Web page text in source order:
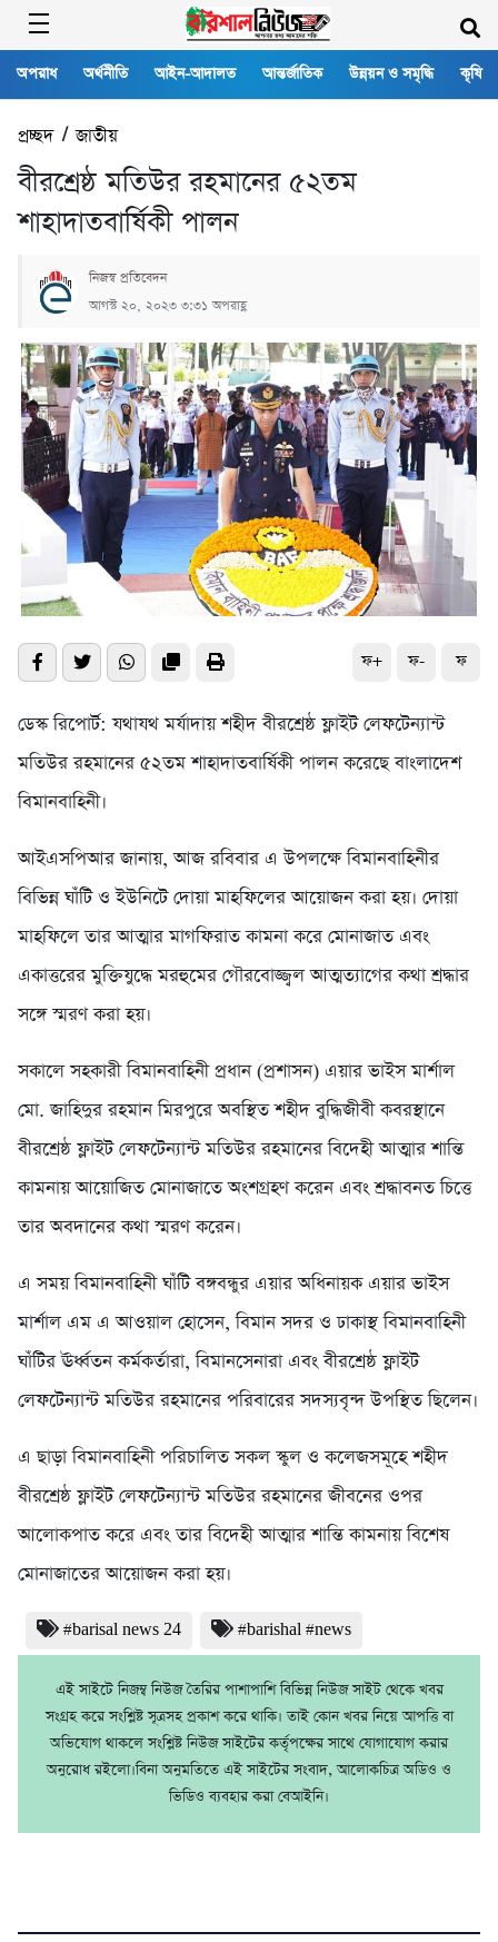
অপরাধ অর্থনীতি আইন-আদালত আন্তর্জাতিক উন্নয়ন ও সমৃদ্ধি কৃষি
প্রচ্ছদ/জাতীয়
বীরশ্রেষ্ঠ মতিউর রহমানের ৫২তম
শাহাদাতবার্ষিকী পালন
নিজস্ব প্রতিবেদন
আগস্ট ২০, ২০২৩ ৩:৩১ অপরাহ্ণ
ফ+ ফ- ফ
ডেস্ক রিপোর্ট: যথাযথ মর্যাদায় শহীদ বীরশ্রেষ্ঠ ফ্লাইট লেফটেন্যান্ট
মতিউর রহমানের ৫২তম শাহাদাতবার্ষিকী পালন করেছে বাংলাদেশ
বিমানবাহিনী।
আইএসপিআর জানায়, আজ রবিবার এ উপলক্ষে বিমানবাহিনীর
বিভিন্ন ঘাঁটি ও ইউনিটে দোয়া মাহফিলের আয়োজন করা হয়। দোয়া
মাহফিলে তার আত্মার মাগফিরাত কামনা করে মোনাজাত এবং
একাত্তরের মুক্তিযুদ্ধে মরহুমের গৌরবোজ্জ্বল আত্মত্যাগের কথা শ্রদ্ধার
সঙ্গে স্মরণ করা হয়।
সকালে সহকারী বিমানবাহিনী প্রধান (প্রশাসন) এয়ার ভাইস মার্শাল
মো. জাহিদুর রহমান মিরপুরে অবস্থিত শহীদ বুদ্ধিজীবী কবরস্থানে
বীরশ্রেষ্ঠ ফ্লাইট লেফটেন্যান্ট মতিউর রহমানের বিদেহী আত্মার শান্তি
কামনায় আয়োজিত মোনাজাতে অংশগ্রহণ করেন এবং শ্রদ্ধাবনত চিত্তে
তার অবদানের কথা স্মরণ করেন।
এ সময় বিমানবাহিনী ঘাঁটি বঙ্গবন্ধুর এয়ার অধিনায়ক এয়ার ভাইস
মার্শাল এম এ আওয়াল হোসেন, বিমান সদর ও ঢাকাস্থ বিমানবাহিনী
ঘাঁটির ঊর্ধ্বতন কর্মকর্তারা, বিমানসেনারা এবং বীরশ্রেষ্ঠ ফ্লাইট
লেফটেন্যান্ট মতিউর রহমানের পরিবারের সদস্যবৃন্দ উপস্থিত ছিলেন।
এ ছাড়া বিমানবাহিনী পরিচালিত সকল স্কুল ও কলেজসমূহে শহীদ
বীরশ্রেষ্ঠ ফ্লাইট লেফটেন্যান্ট মতিউর রহমানের জীবনের ওপর
আলোকপাত করে এবং তার বিদেহী আত্মার শান্তি কামনায় বিশেষ
মোনাজাতের আয়োজন করা হয়।
#barisal news 24 #barishal #news
এই সাইটে নিজম্ব নিউজ তৈরির পাশাপাশি বিভিন্ন নিউজ সাইট থেকে খবর
সংগ্রহ করে সংশ্লিষ্ট সূত্রসহ প্রকাশ করে থাকি। তাই কোন খবর নিয়ে আপত্তি বা
অভিযোগ থাকলে সংশ্লিষ্ট নিউজ সাইটের কর্তৃপক্ষের সাথে যোগাযোগ করার
অনুরোধ রইলো।বিনা অনুমতিতে এই সাইটের সংবাদ, আলোকচিত্র অডিও ও
ভিডিও ব্যবহার করা বেআইনি।